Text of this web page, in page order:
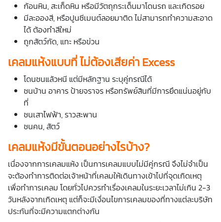
ก้อนหิน, สะเก็ดหิน หรือมีวัตถุกระเด็นมาโดนรถ และเกิดรอย
มีละอองสี, หรือปูนซีเมนต์ลอยมาติด ไม่สามารถทำความสะอาด
ได้ ต้องทำสีใหม่
ถูกสัตว์กัด, แทะ หรือข่วน
เคลมแห้งแบบที่ ไม่ต้องเสียค่า Excess
โดนชนแล้วหนี แต่มีหลักฐาน ระบุคู่กรณีได้
ชนบ้าน อาคาร ป้ายจราจร หรือทรัพย์สินที่มีการยึดแน่นอยู่กับ
ที่
ชนเสาไฟฟ้า, ราวสะพาน
ชนคน, สัตว์
เคลมแห้งมีขั้นตอนอย่างไรบ้าง?
เนื่องจากการเคลมแห้ง เป็นการเคลมแบบไม่มีคู่กรณี จึงไม่จำเป็น
จะต้องทำการติดต่อเจ้าหน้าที่เคลมให้เดินทางเข้าไปที่จุดเกิดเหตุ
เพื่อทำการเคลม โดยทั่วไปควรทำเรื่องเคลมในระยะเวลาไม่เกิน 2-3
วันหลังจากเกิดเหตุ แต่ก็จะมีเงื่อนไขการเคลมของที่ทางแต่ละบริษัท
ประกันที่จะมีความแตกต่างกัน